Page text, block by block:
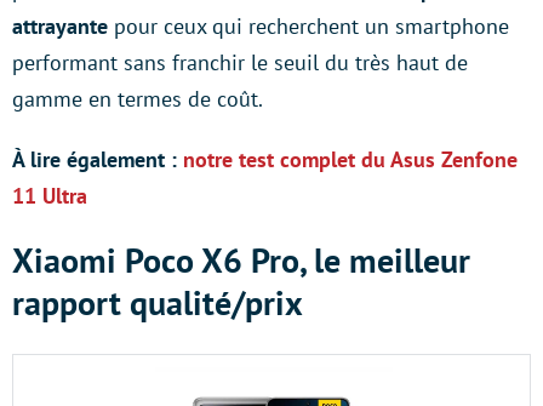
attrayante pour ceux qui recherchent un smartphone
performant sans franchir le seuil du très haut de
gamme en termes de coût.
À lire également : notre test complet du Asus Zenfone
11 Ultra
Xiaomi Poco X6 Pro, le meilleur
rapport qualité/prix